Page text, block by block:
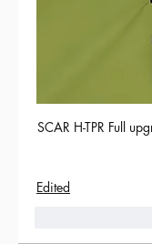
SCAR H-TPR Full
Edited